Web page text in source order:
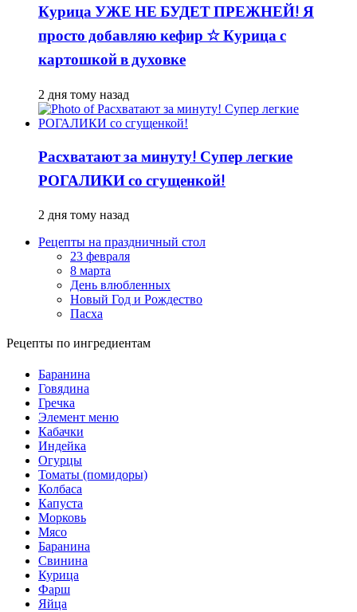
Курица УЖЕ НЕ БУДЕТ ПРЕЖНЕЙ! Я
просто добавляю кефир ☆ Курица с
картошкой в духовке
2 дня тому назад
Расхватают за минуту! Супер легкие
РОГАЛИКИ со сгущенкой!
2 дня тому назад
Рецепты на праздничный стол
23 февраля
8 марта
День влюбленных
Новый Год и Рождество
Пасха
Рецепты по ингредиентам
Баранина
Говядина
Гречка
Элемент меню
Кабачки
Индейка
Огурцы
Томаты (помидоры)
Колбаса
Капуста
Морковь
Мясо
Баранина
Свинина
Курица
Фарш
Яйца